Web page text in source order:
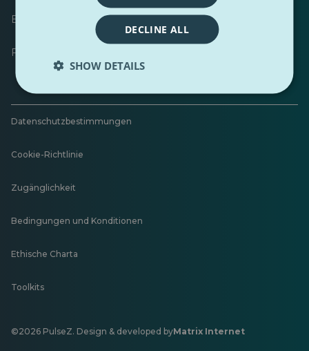
Ein Problem melden
Feedback hinterlassen
Datenschutzbestimmungen
Cookie-Richtlinie
Zugänglichkeit
Bedingungen und Konditionen
Ethische Charta
Toolkits
©2026 PulseZ. Design & developed byMatrix Internet
Öffnet
DECLINE ALL
SHOW DETAILS